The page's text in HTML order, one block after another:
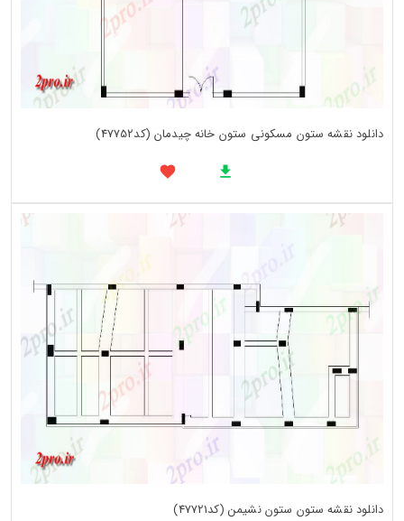
دانلود نقشه ستون مسکونی ستون خانه چیدمان (کد47752)
دانلود نقشه ستون ستون نشیمن (کد47721)